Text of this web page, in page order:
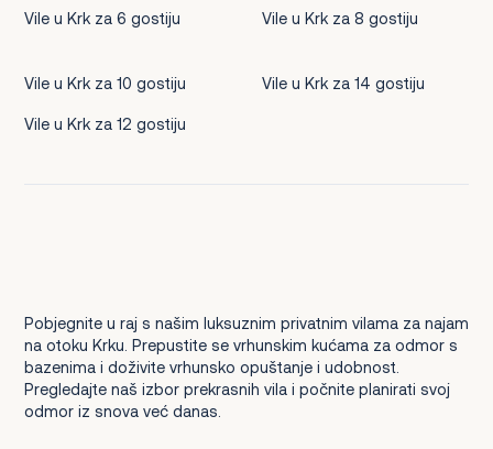
Vile u Krk za 6 gostiju Vile u Krk za 8 gostiju
Vile u Krk za 10 gostiju
Vile u Krk za 12 gostiju
Vile u Krk za 14 gostiju
Pobjegnite u raj s našim luksuznim privatnim vilama za najam
na otoku Krku. Prepustite se vrhunskim kućama za odmor s
bazenima i doživite vrhunsko opuštanje i udobnost.
Pregledajte naš izbor prekrasnih vila i počnite planirati svoj
odmor iz snova već danas.